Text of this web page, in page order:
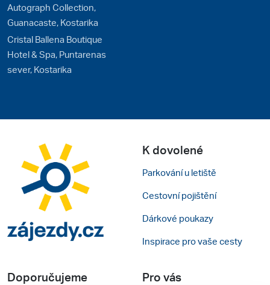
Autograph Collection,
Guanacaste, Kostarika
Cristal Ballena Boutique
Hotel & Spa, Puntarenas
sever, Kostarika
K dovolené
Parkování u letiště
Cestovní pojištění
Dárkové poukazy
Inspirace pro vaše cesty
Doporučujeme Pro vás